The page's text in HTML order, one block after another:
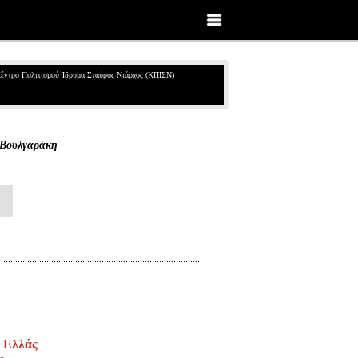
Πολιτισμού Ίδρυμα Σταύρος Νιάρχος (ΚΠΙΣΝ)
Ελλάς